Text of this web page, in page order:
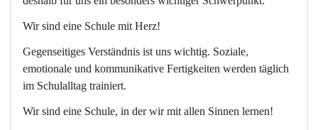
Wir sind eine Schule mit Herz!
Gegenseitiges Verständnis ist uns wichtig. Soziale,
emotionale und kommunikative Fertigkeiten werden täglich
im Schulalltag trainiert.
Wir sind eine Schule, in der wir mit allen Sinnen lernen!